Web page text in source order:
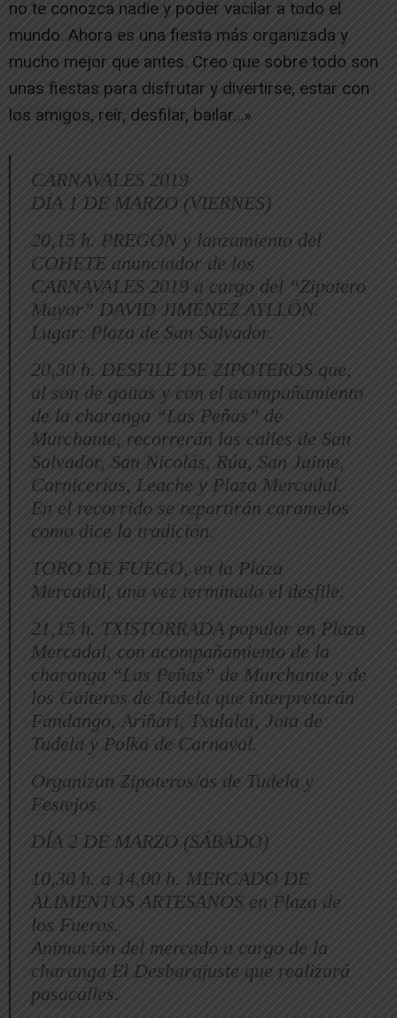
no te conozca nadie y poder vacilar a todo el
mundo. Ahora es una fiesta más organizada y
mucho mejor que antes. Creo que sobre todo son
unas fiestas para disfrutar y divertirse, estar con
los amigos, reír, desfilar, bailar…»
CARNAVALES 2019
DÍA 1 DE MARZO (VIERNES)
20,15 h. PREGÓN y lanzamiento del
COHETE anunciador de los
CARNAVALES 2019 a cargo del “Zipotero
Mayor” DAVID JIMÉNEZ AYLLÓN.
Lugar: Plaza de San Salvador.
20,30 h. DESFILE DE ZIPOTEROS que,
al son de gaitas y con el acompañamiento
de la charanga “Las Peñas” de
Murchante, recorrerán las calles de San
Salvador, San Nicolás, Rúa, San Jaime,
Carnicerías, Leache y Plaza Mercadal.
En el recorrido se repartirán caramelos
como dice la tradición.
TORO DE FUEGO, en la Plaza
Mercadal, una vez terminado el desfile.
21,15 h. TXISTORRADA popular en Plaza
Mercadal, con acompañamiento de la
charanga “Las Peñas” de Murchante y de
los Gaiteros de Tudela que interpretarán
Fandango, Ariñari, Txulalai, Jota de
Tudela y Polka de Carnaval.
Organizan Zipoteros/as de Tudela y
Festejos.
DÍA 2 DE MARZO (SÁBADO)
10,30 h. a 14,00 h. MERCADO DE
ALIMENTOS ARTESANOS en Plaza de
los Fueros.
Animación del mercado a cargo de la
charanga El Desbarajuste que realizará
pasacalles.